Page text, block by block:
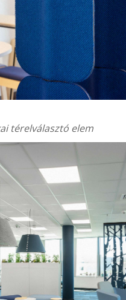
térelválasztó elem